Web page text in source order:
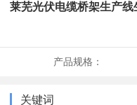
莱芜光伏电缆桥架生产线
产品规格：
关键词